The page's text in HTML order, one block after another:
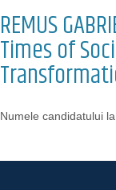
REMUS
Times of
Numele candidatului la